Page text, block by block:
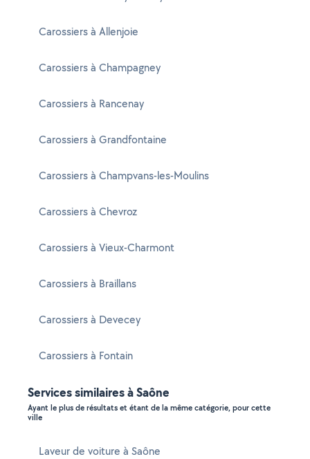
Carossiers à Allenjoie
Carossiers à Champagney
Carossiers à Rancenay
Carossiers à Grandfontaine
Carossiers à Champvans-les-Moulins
Carossiers à Chevroz
Carossiers à Vieux-Charmont
Carossiers à Braillans
Carossiers à Devecey
Carossiers à Fontain
Services similaires à Saône
Ayant le plus de résultats et étant de la même catégorie, pour cette
ville
Laveur de voiture à Saône